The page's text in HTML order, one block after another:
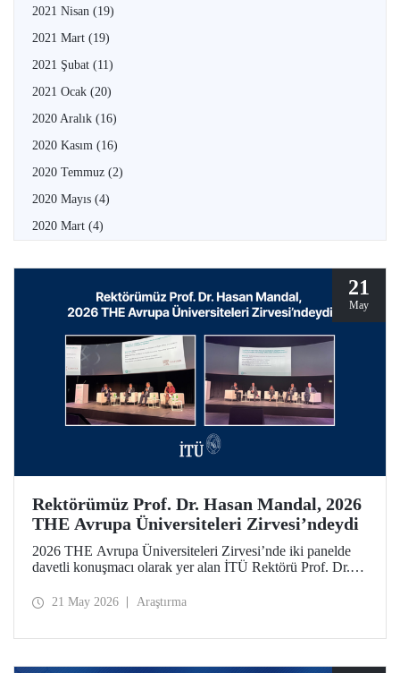
2021 Nisan (19)
2021 Mart (19)
2021 Şubat (11)
2021 Ocak (20)
2020 Aralık (16)
2020 Kasım (16)
2020 Temmuz (2)
2020 Mayıs (4)
2020 Mart (4)
21
May
Rektörümüz Prof. Dr. Hasan Mandal, 2026
THE Avrupa Üniversiteleri Zirvesi’ndeydi
2026 THE Avrupa Üniversiteleri Zirvesi’nde iki panelde
davetli konuşmacı olarak yer alan İTÜ Rektörü Prof. Dr.
katıldığı toplantıda uluslararası araştırma ve iş birliği
21 May 2026 Araştırma